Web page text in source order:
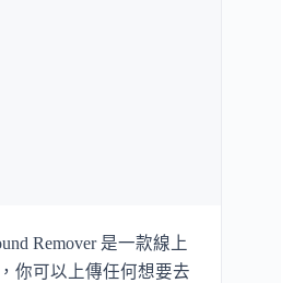
Remover 是一款線上
你可以上傳任何想要去